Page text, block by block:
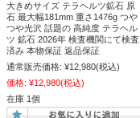
大きめサイズ テラヘルツ鉱石 原
石 最大幅181mm 重さ1476g つや
つや光沢 話題の 高純度 テラヘル
ツ 鉱石 2026年 検査機関にて検査
済み 本物保証 返品保証
通常販売価格: ¥12,980(税込)
価格: ¥12,980(税込)
在庫 1個